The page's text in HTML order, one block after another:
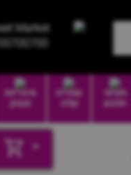
Market
חטיפי
חלבון
שתייה
קלה
סיגריות
וטבק